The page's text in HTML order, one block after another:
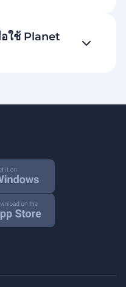
ใช้ Planet